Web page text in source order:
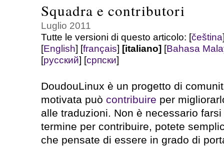
Squadra e contributori
Luglio 2011
Tutte le versioni di questo articolo: [čeština
[English] [français] [italiano] [Bahasa
[русский] [српски]
DoudouLinux è un progetto di
motivata può contribuire per
alle traduzioni. Non è necessario
termine per contribuire, potete
che pensate di essere in grado di